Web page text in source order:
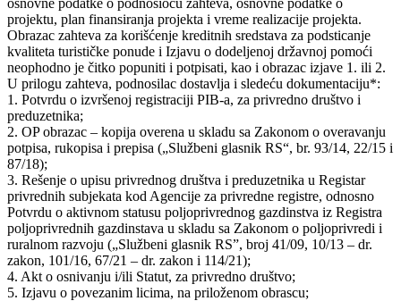
projektu, plan finansiranja projekta i vreme realizacije projekta.
Obrazac zahteva za korišćenje kreditnih sredstava za podsticanje
kvaliteta turističke ponude i Izjavu o dodeljenoj državnoj pomoći
neophodno je čitko popuniti i potpisati, kao i obrazac izjave 1. ili 2.
U prilogu zahteva, podnosilac dostavlja i sledeću dokumentaciju*:
1. Potvrdu o izvršenoj registraciji PIB-a, za privredno društvo i
preduzetnika;
2. OP obrazac – kopija overena u skladu sa Zakonom o overavanju
potpisa, rukopisa i prepisa („Službeni glasnik RS“, br. 93/14, 22/15 i
87/18);
3. Rešenje o upisu privrednog društva i preduzetnika u Registar
privrednih subjekata kod Agencije za privredne registre, odnosno
Potvrdu o aktivnom statusu poljoprivrednog gazdinstva iz Registra
poljoprivrednih gazdinstava u skladu sa Zakonom o poljoprivredi i
ruralnom razvoju („Službeni glasnik RS”, broj 41/09, 10/13 – dr.
zakon, 101/16, 67/21 – dr. zakon i 114/21);
4. Akt o osnivanju i/ili Statut, za privredno društvo;
5. Izjavu o povezanim licima, na priloženom obrascu;